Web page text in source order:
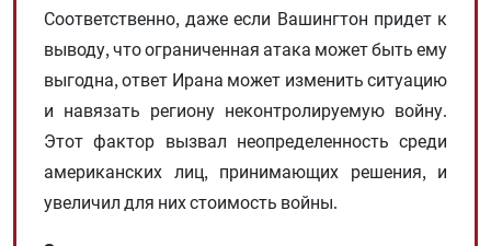
Соответственно, даже если Вашингтон придет к
выводу, что ограниченная атака может быть ему
выгодна, ответ Ирана может изменить ситуацию
и навязать региону неконтролируемую войну.
Этот фактор вызвал неопределенность среди
американских лиц, принимающих решения, и
увеличил для них стоимость войны.